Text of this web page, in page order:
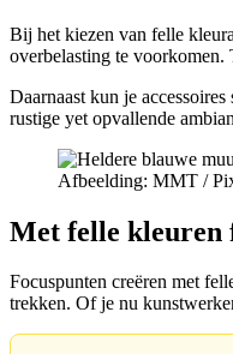
Bij het kiezen van felle
overbelasting te voorkomen.
Daarnaast kun je
rustige yet opvallende
Afbeelding: MMT /
Met felle kleuren
Focuspunten creëren met
trekken. Of je nu